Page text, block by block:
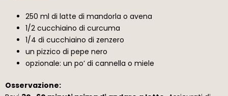
250 ml di latte di mandorla o avena
1/2 cucchiaino di curcuma
1/4 di cucchiaino di zenzero
un pizzico di pepe nero
opzionale: un po’ di cannella o miele
Osservazione: